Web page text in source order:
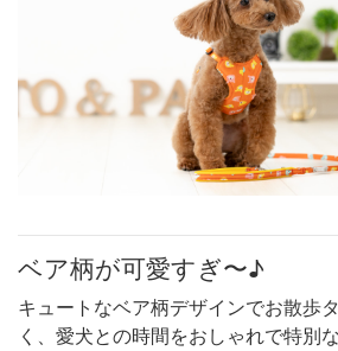
ベア柄が可愛すぎ〜♪
キュートなベア柄デザインでお散歩
く、愛犬との時間をおしゃれで特別